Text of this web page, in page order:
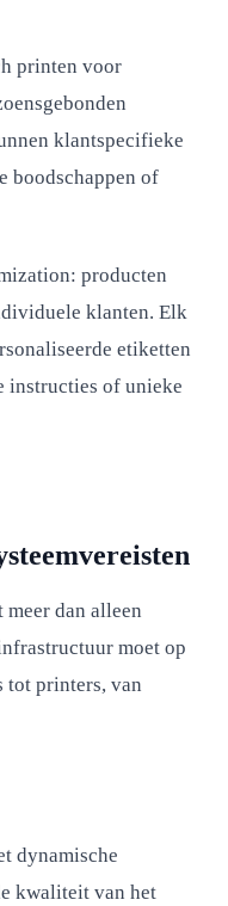
printen voor
klantspecifieke
boodschappen of
producten
klanten. Elk
etiketten
instructies of unieke
dan alleen
moet op
tot printers, van
dynamische
kwaliteit van het